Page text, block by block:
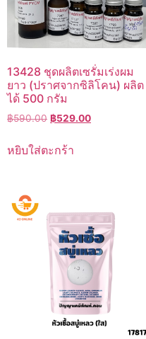
13428 ชุดผลิตเซรั่มเร่งผม
ยาว (ปราศจากซิลิโคน) ผลิต
ได้ 500 กรัม
฿590.00 Original
was:
฿529.00Current
หยิบใส่ตะกร้า